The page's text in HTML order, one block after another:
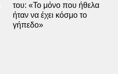
του: «Το μόνο που ήθελα
ήταν να έχει κόσμο το
γήπεδο»